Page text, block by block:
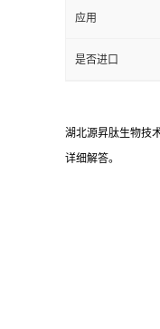
应用
是否进口
湖北源昇肽生物技
详细解答。